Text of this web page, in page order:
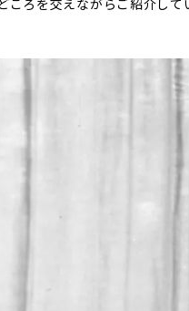
ころを交えながらご紹介して